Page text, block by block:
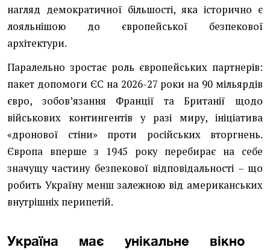
нагляд демократичної більшості, яка історично є
лояльнішою до європейської безпекової
архітектури.
Паралельно зростає роль європейських партнерів:
пакет допомоги ЄС на 2026-27 роки на 90 мільярдів
євро, зобовʼязання Франції та Британії щодо
військових контингентів у разі миру, ініціатива
«дронової стіни» проти російських вторгнень.
Європа вперше з 1945 року перебирає на себе
значущу частину безпекової відповідальності – що
робить Україну менш залежною від американських
внутрішніх перипетій.
Україна має унікальне вікно